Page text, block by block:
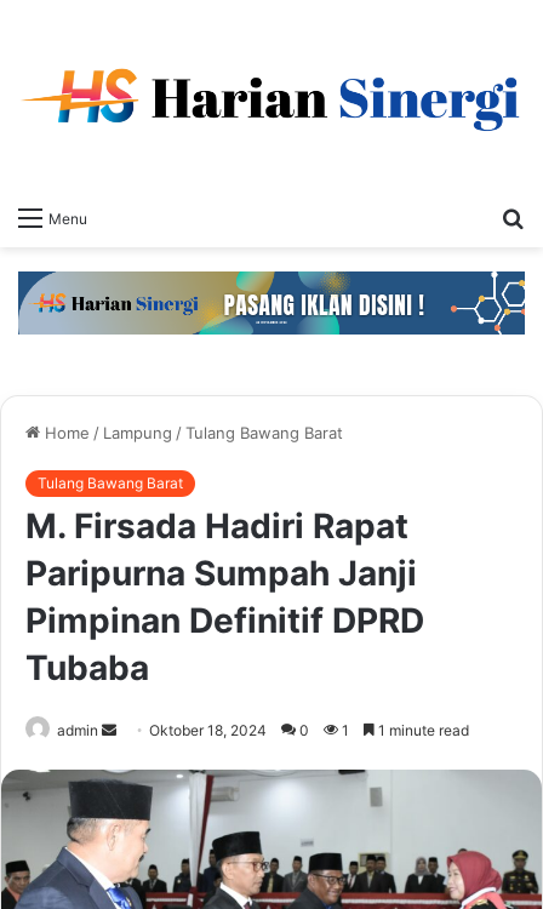
Menu
Home / Lampung /Tulang Bawang Barat
Tulang Bawang Barat
M. Firsada Hadiri Rapat
Paripurna Sumpah Janji
Pimpinan Definitif DPRD
Tubaba
admin
Send
email
Oktober 18, 2024 0 1 1 minute read